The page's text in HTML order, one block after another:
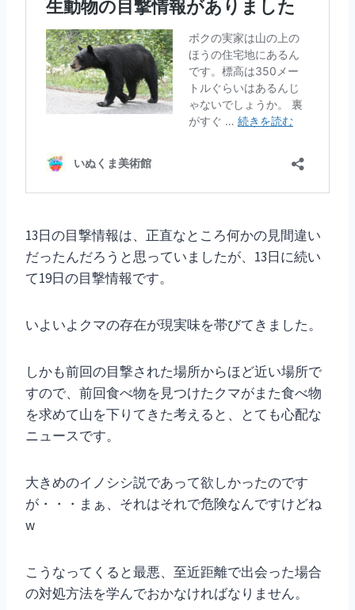
13日の目撃情報は、正直なところ何かの見間違い
だったんだろうと思っていましたが、13日に続い
て19日の目撃情報です。
いよいよクマの存在が現実味を帯びてきました。
しかも前回の目撃された場所からほど近い場所で
すので、前回食べ物を見つけたクマがまた食べ物
を求めて山を下りてきた考えると、とても心配な
ニュースです。
大きめのイノシシ説であって欲しかったのです
が・・・まぁ、それはそれで危険なんですけどね
w
こうなってくると最悪、至近距離で出会った場合
の対処方法を学んでおかなければなりません。